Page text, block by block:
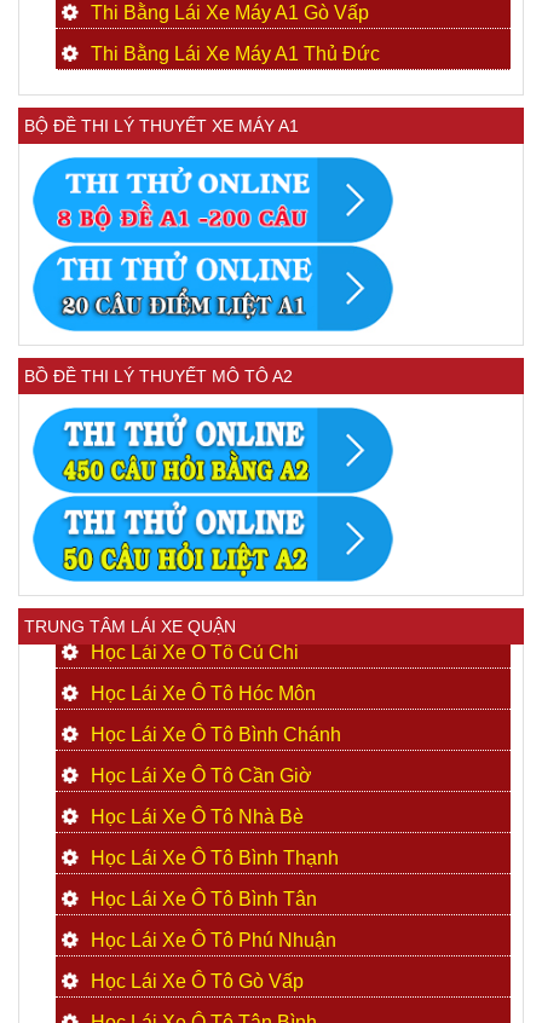
Thi Bằng Lái Xe Máy A1 Gò Vấp
Thi Bằng Lái Xe Máy A1 Thủ Đức
BỘ ĐỀ THI LÝ THUYẾT XE MÁY A1
BỒ ĐỀ THI LÝ THUYẾT MÔ TÔ A2
TRUNG TÂM LÁI XE QUẬN
Học Lái Xe Ô Tô Củ Chi
Học Lái Xe Ô Tô Hóc Môn
Học Lái Xe Ô Tô Bình Chánh
Học Lái Xe Ô Tô Cần Giờ
Học Lái Xe Ô Tô Nhà Bè
Học Lái Xe Ô Tô Bình Thạnh
Học Lái Xe Ô Tô Bình Tân
Học Lái Xe Ô Tô Phú Nhuận
Học Lái Xe Ô Tô Gò Vấp